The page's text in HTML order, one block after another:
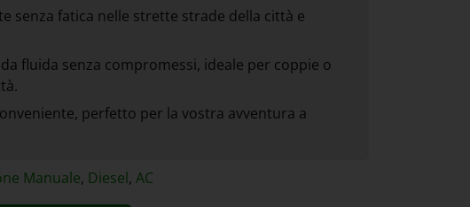
senza fatica nelle strette strade della città e
fluida senza compromessi, ideale per coppie o
perfetto per la vostra avventura a
Manuale, Diesel, AC